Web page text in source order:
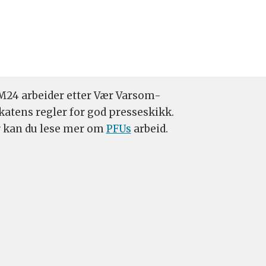
arbeider etter Vær Varsom-
regler for god presseskikk.
kan du lese mer omPFUs arbeid.